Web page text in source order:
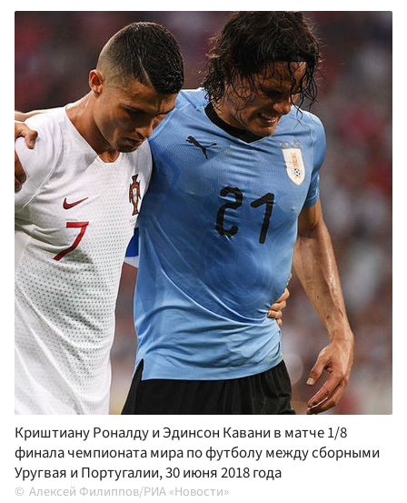
Криштиану Роналду и Эдинсон Кавани в матче 1/8
финала чемпионата мира по футболу между сборными
Уругвая и Португалии, 30 июня 2018 года
Алексей Филиппов/РИА «Новости»